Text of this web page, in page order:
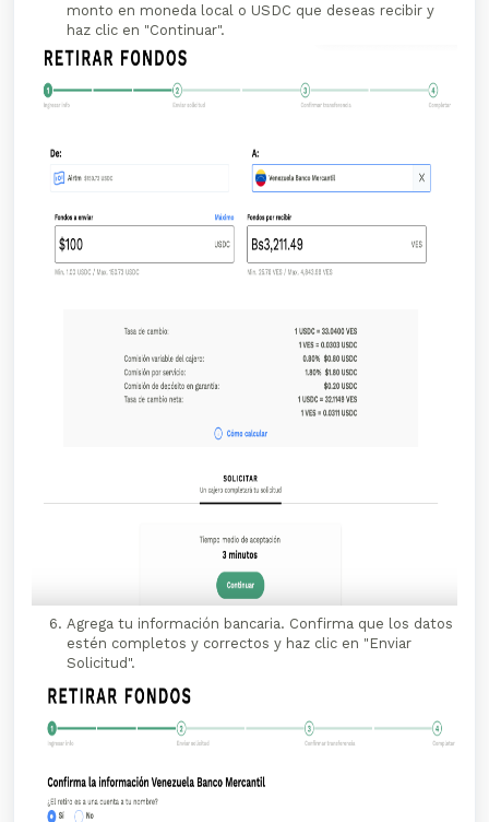
monto en moneda local o USDC que deseas recibir y
haz clic en "Continuar".
Agrega tu información bancaria. Confirma que los datos
estén completos y correctos y haz clic en "Enviar
Solicitud".